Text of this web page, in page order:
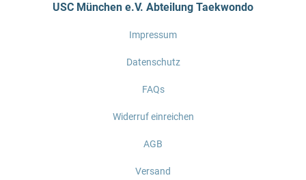
USC München e.V. Abteilung Taekwondo
Impressum
Datenschutz
FAQs
Widerruf einreichen
AGB
Versand